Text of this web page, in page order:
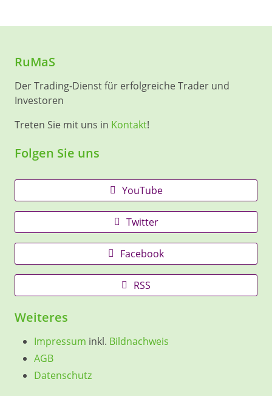
RuMaS
Der Trading-Dienst für erfolgreiche Trader und
Investoren
Treten Sie mit uns in Kontakt!
Folgen Sie uns
YouTube
Twitter
Facebook
RSS
Weiteres
Impressum inkl. Bildnachweis
AGB
Datenschutz